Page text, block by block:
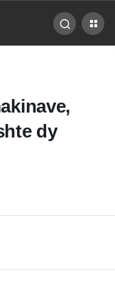
dy